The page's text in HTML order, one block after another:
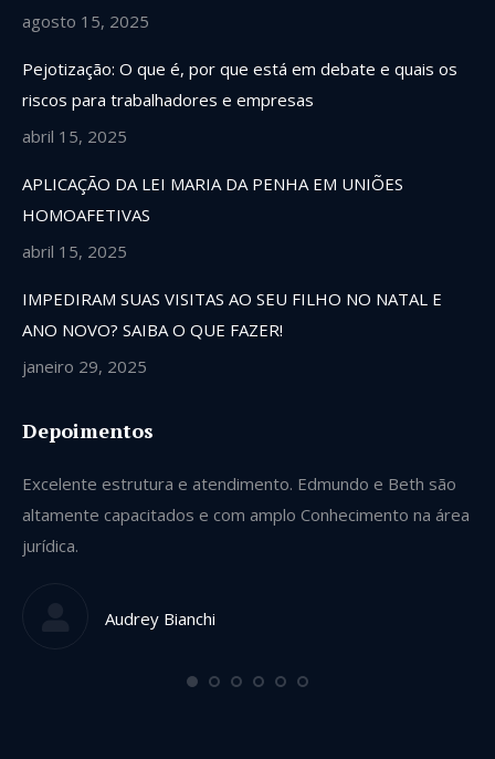
agosto 15, 2025
Pejotização: O que é, por que está em debate e quais os
riscos para trabalhadores e empresas
abril 15, 2025
APLICAÇÃO DA LEI MARIA DA PENHA EM UNIÕES
HOMOAFETIVAS
abril 15, 2025
IMPEDIRAM SUAS VISITAS AO SEU FILHO NO NATAL E
ANO NOVO? SAIBA O QUE FAZER!
janeiro 29, 2025
Depoimentos
Excelente estrutura e atendimento. Edmundo e Beth são
altamente capacitados e com amplo Conhecimento na área
jurídica.
Audrey Bianchi